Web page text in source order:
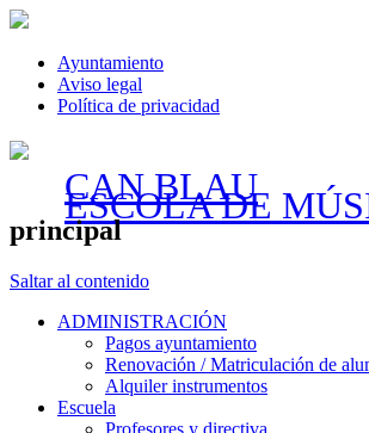
Ayuntamiento
Aviso legal
Política de privacidad
CAN BLAU
ESCOLA DE
principal
Saltar al contenido
ADMINISTRACIÓN
Pagos ayuntamiento
Renovación / Matriculación de
Alquiler instrumentos
Escuela
Profesores y directiva